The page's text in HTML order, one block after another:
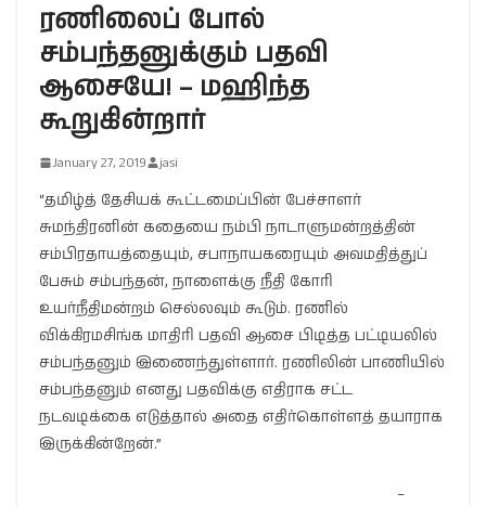
ரணிலைப் போல்
சம்பந்தனுக்கும் பதவி
ஆசையே! – மஹிந்த
கூறுகின்றார்
January 27, 2019 jasi
“தமிழ்த் தேசியக் கூட்டமைப்பின் பேச்சாளர்
சுமந்திரனின் கதையை நம்பி நாடாளுமன்றத்தின்
சம்பிரதாயத்தையும், சபாநாயகரையும் அவமதித்துப்
பேசும் சம்பந்தன், நாளைக்கு நீதி கோரி
உயர்நீதிமன்றம் செல்லவும் கூடும். ரணில்
விக்கிரமசிங்க மாதிரி பதவி ஆசை பிடித்த பட்டியலில்
சம்பந்தனும் இணைந்துள்ளார். ரணிலின் பாணியில்
சம்பந்தனும் எனது பதவிக்கு எதிராக சட்ட
நடவடிக்கை எடுத்தால் அதை எதிர்கொள்ளத் தயாராக
இருக்கின்றேன்.”
–